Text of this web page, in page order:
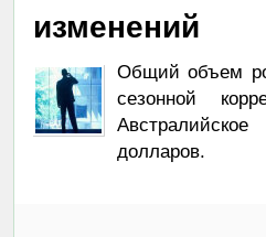
изменений
Общий объем
сезонной
долларов.